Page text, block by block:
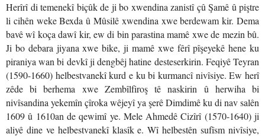
Herîrî di temenekî biçûk de ji bo xwendina zanistî çû Şamê û piştre
li cihên weke Bexda û Mûsilê xwendina xwe berdewam kir. Dema
bavê wî koça dawî kir, ew di bin parastina mamê xwe de mezin bû.
Ji bo debara jiyana xwe bike, ji mamê xwe fêrî pîşeyekê hene ku
piraniya wan bi devkî ji dengbêj hatine desteserkirin. Feqiyê Teyran
(1590-1660) helbestvanekî kurd e ku bi kurmancî nivîsiye. Ew herî
zêde bi berhema xwe Zembîlfiroş tê naskirin û herwiha bi
nivîsandina yekemîn çîroka wêjeyî ya şerê Dimdimê ku di nav salên
1609 û 1610an de qewimî ye. Mele Ahmedê Cizîrî (1570-1640) ji
aliyê dine ve helbestvanekî klasîk e. Wî helbestên sufîsm nivîsiye,